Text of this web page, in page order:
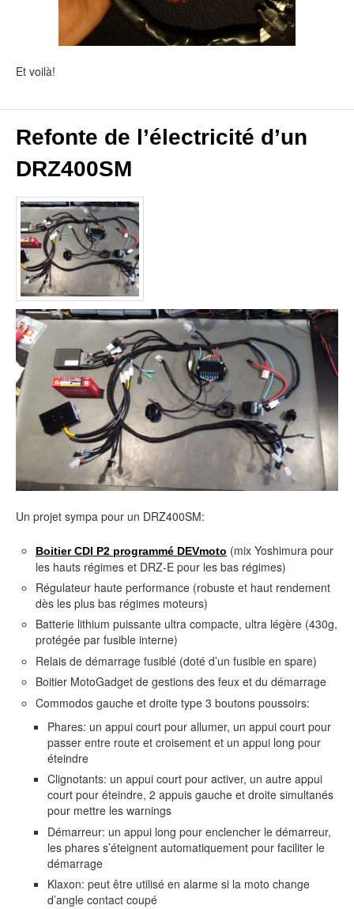
Et voilà!
Refonte de l’électricité d’un
DRZ400SM
Un projet sympa pour un DRZ400SM:
Boitier CDI P2 programmé DEVmoto (mix Yoshimura pour
les hauts régimes et DRZ-E pour les bas régimes)
Régulateur haute performance (robuste et haut rendement
dès les plus bas régimes moteurs)
Batterie lithium puissante ultra compacte, ultra légère (430g,
protégée par fusible interne)
Relais de démarrage fusiblé (doté d’un fusible en spare)
Boitier MotoGadget de gestions des feux et du démarrage
Commodos gauche et droite type 3 boutons poussoirs:
Phares: un appui court pour allumer, un appui court pour
passer entre route et croisement et un appui long pour
éteindre
Clignotants: un appui court pour activer, un autre appui
court pour éteindre, 2 appuis gauche et droite simultanés
pour mettre les warnings
Démarreur: un appui long pour enclencher le démarreur,
les phares s’éteignent automatiquement pour faciliter le
démarrage
Klaxon: peut être utilisé en alarme si la moto change
d’angle contact coupé